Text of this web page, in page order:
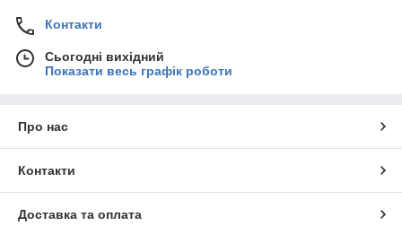
Контакти
Сьогодні вихідний
Показати весь графік роботи
Про нас
Контакти
Доставка та оплата